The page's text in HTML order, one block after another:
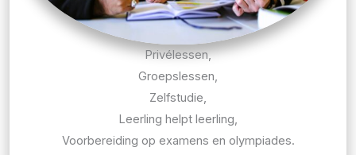
Privélessen,
Groepslessen,
Zelfstudie,
Leerling helpt leerling,
Voorbereiding op examens en olympiades.